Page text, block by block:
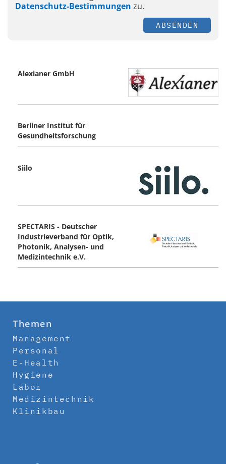
Datenschutz-Bestimmungen zu.
ABSENDEN
Alexianer GmbH
Berliner Institut für
Gesundheitsforschung
Siilo
SPECTARIS - Deutscher
Industrieverband für Optik,
Photonik, Analysen- und
Medizintechnik e.V.
Themen
Management
Personal
E-Health
Hygiene
Labor
Medizintechnik
Klinikbau